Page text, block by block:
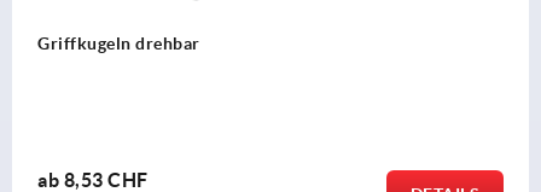
drehbar
CHF ab